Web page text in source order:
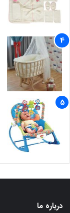
درباره ما